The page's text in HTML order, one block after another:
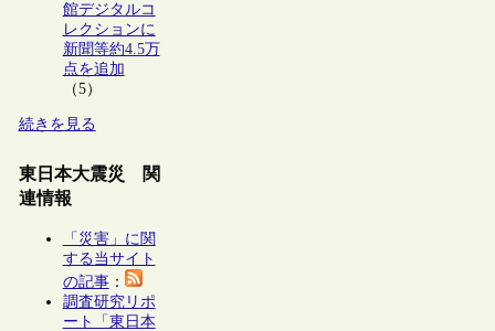
館デジタルコ
レクションに
新聞等約4.5万
点を追加
（5）
続きを見る
東日本大震災 関
連情報
「災害」に関
する当サイト
の記事：
調査研究リポ
ート「東日本